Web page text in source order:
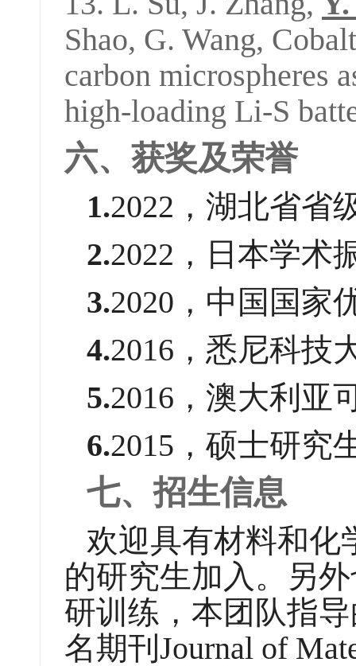
Shao, G. Wang,
carbon microspheres
high-loading Li-S
六、获奖及荣誉
1.2022，湖北省省
2.2022，日本学术
3.2020，中国国家
4.2016，悉尼科技
5.2016，澳大利亚
6.2015，硕士研究
七、招生信息
欢迎具有材料和化
的研究生加入。另
研训练，本团队指
名期刊Journal of